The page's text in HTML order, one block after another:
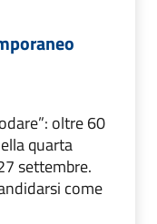
oltre 60
quarta
settembre.
come